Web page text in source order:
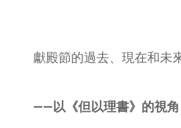
獻殿節的過去、現在和未
——以《但以理書》的視角